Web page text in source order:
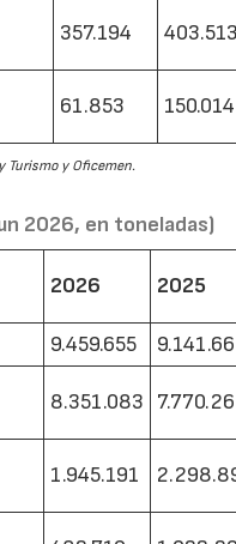
357.194
61.853 150.014
y Oficemen.
2026, en toneladas)
2026 2025
9.459.655
8.351.083
1.945.191